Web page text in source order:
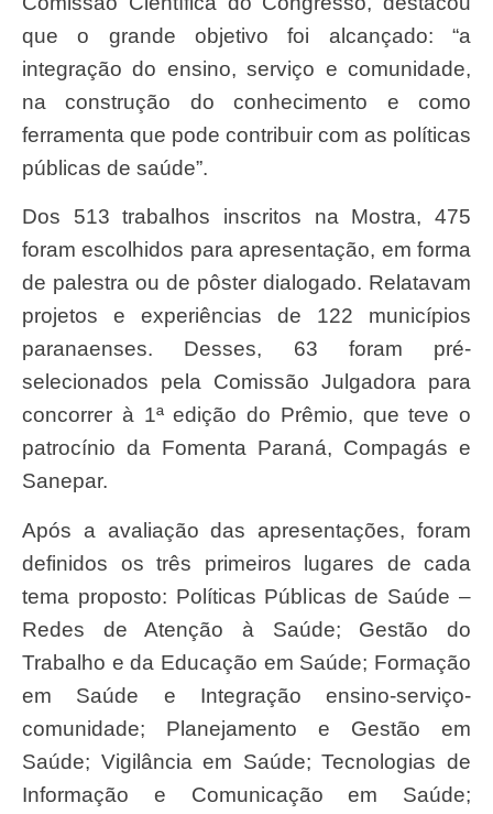
que o grande objetivo foi alcançado: “a
integração do ensino, serviço e comunidade,
na construção do conhecimento e como
ferramenta que pode contribuir com as políticas
públicas de saúde”.
Dos 513 trabalhos inscritos na Mostra, 475
foram escolhidos para apresentação, em forma
de palestra ou de pôster dialogado. Relatavam
projetos e experiências de 122 municípios
paranaenses. Desses, 63 foram pré-
selecionados pela Comissão Julgadora para
concorrer à 1ª edição do Prêmio, que teve o
patrocínio da Fomenta Paraná, Compagás e
Sanepar.
Após a avaliação das apresentações, foram
definidos os três primeiros lugares de cada
tema proposto: Políticas Públicas de Saúde –
Redes de Atenção à Saúde; Gestão do
Trabalho e da Educação em Saúde; Formação
em Saúde e Integração ensino-serviço-
comunidade; Planejamento e Gestão em
Saúde; Vigilância em Saúde; Tecnologias de
Informação e Comunicação em Saúde;